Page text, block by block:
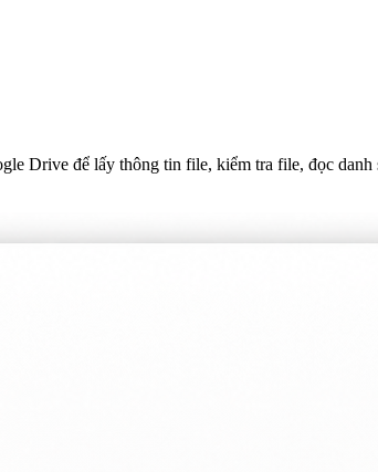
Drive để lấy thông tin file, kiểm tra file, đọc